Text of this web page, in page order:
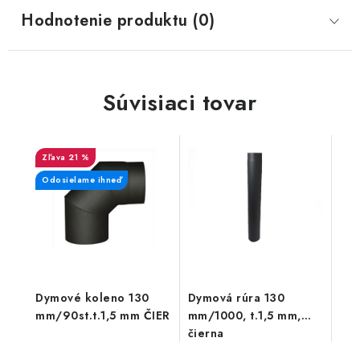
Hodnotenie produktu (0)
Súvisiaci tovar
Dymové koleno 130
mm/90st.t.1,5 mm ČIER
21 %
Odosielame ihneď
Dymová rúra 130
mm/1000, t.1,5 mm,
čierna